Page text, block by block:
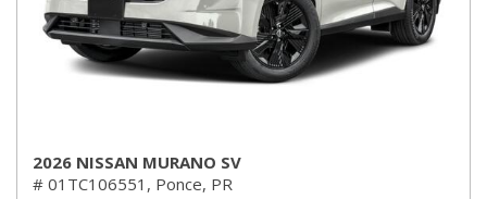
2026 NISSAN MURANO SV
# 01TC106551, Ponce, PR